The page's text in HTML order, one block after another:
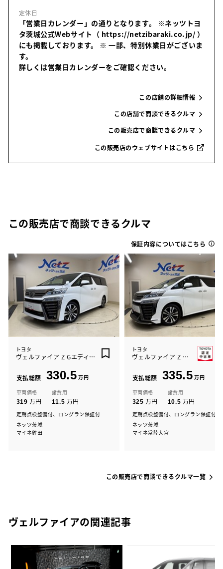
定休日
「営業日カレンダー」の通りとなります。 ※ネッツトヨ
タ茨城公式Webサイト（ https://netzibaraki.co.jp/ ）
にも掲載しております。 ※ 一部、特別休業日がございま
す。
詳しくは営業日カレンダーをご確認ください。
この店舗の詳細情報
この店舗で商談できるクルマ
この販売店で商談できるクルマ
この販売店のウェブサイトはこちら
この販売店で商談できるクルマ
保証内容についてはこちら
トヨタ
ヴェルファイア Z Gエディション
支払総額 330.5 万円
車両価格
319 万円
諸費用
11.5 万円
定期点検整備付、ロングラン保証付
ネッツ茨城
マイネ鉾田
トヨタ
ヴェルファイア Z Gエディション
支払総額 335.5 万円
車両価格
325 万円
諸費用
10.5 万円
定期点検整備付、ロングラン保証付
ネッツ茨城
マイネ常陸大宮
この販売店で商談できるクルマ一覧
ヴェルファイアの関連記事